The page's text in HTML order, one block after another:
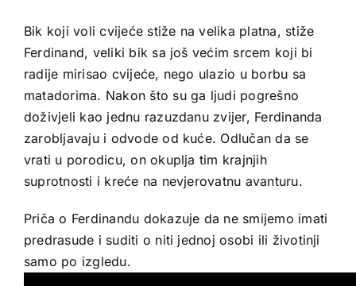
Bik koji voli cvijeće stiže na velika platna, stiže
Ferdinand, veliki bik sa još većim srcem koji bi
radije mirisao cvijeće, nego ulazio u borbu sa
matadorima. Nakon što su ga ljudi pogrešno
doživjeli kao jednu razuzdanu zvijer, Ferdinanda
zarobljavaju i odvode od kuće. Odlučan da se
vrati u porodicu, on okuplja tim krajnjih
suprotnosti i kreće na nevjerovatnu avanturu.
Priča o Ferdinandu dokazuje da ne smijemo imati
predrasude i suditi o niti jednoj osobi ili životinji
samo po izgledu.